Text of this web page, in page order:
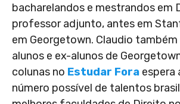
bacharelandos e mestrandos em
professor adjunto, antes em
em Georgetown. Claudio
alunos e ex-alunos de
colunas no Estudar Fora espera
número possível de talentos